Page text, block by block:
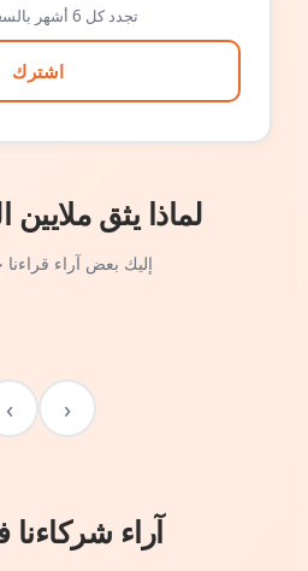
تجدد كل 6 أشهر بالسعر الأصلي
اشترك
لماذا يثق ملايين
إليك بعض آراء قراءنا
‹
›
آراء شركاءنا